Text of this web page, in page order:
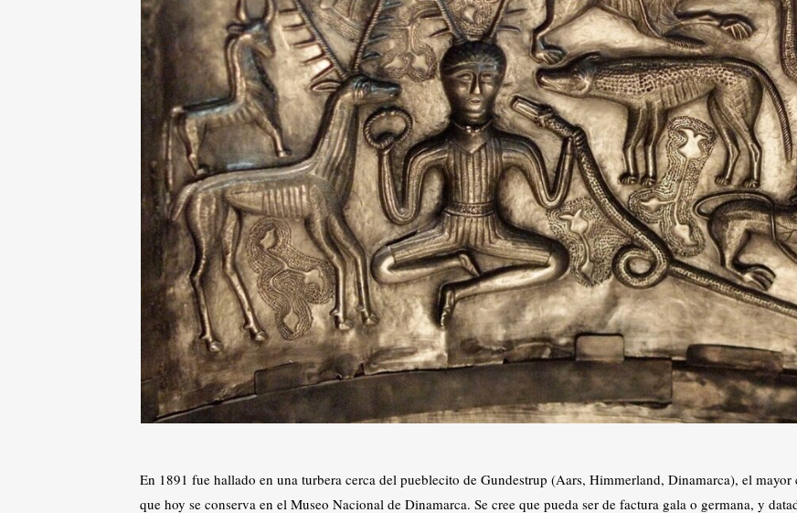
En 1891 fue hallado en una turbera cerca del pueblecito de Gundestrup (Aars, Himmerland, Dinamarca), el
que hoy se conserva en el Museo Nacional de Dinamarca. Se cree que pueda ser de factura gala o germana, y